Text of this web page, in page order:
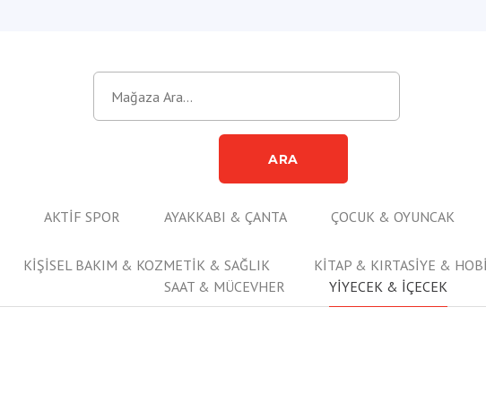
ARA
AKTİF SPOR AYAKKABI & ÇANTA ÇOCUK & OYUNCAK
KİŞİSEL BAKIM & KOZMETİK & SAĞLIK
KİTAP & KIRTASİYE &
SAAT & MÜCEVHER
YİYECEK & İÇECEK